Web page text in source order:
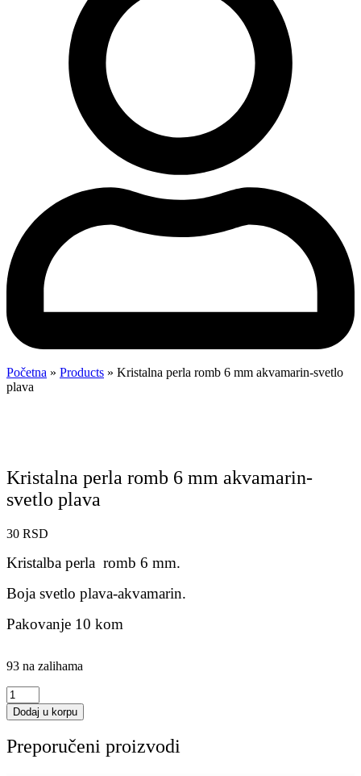
Početna » Products » Kristalna perla romb 6 mm akvamarin-svetlo
plava
Kristalna perla romb 6 mm akvamarin-
svetlo plava
30 RSD
Kristalba perla romb 6 mm.
Boja svetlo plava-akvamarin.
Pakovanje 10 kom
93 na zalihama
Kristalna
perla
romb
mm
Dodaj u korpu
Preporučeni proizvodi